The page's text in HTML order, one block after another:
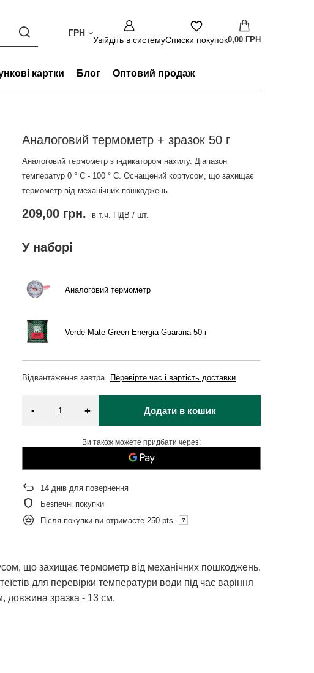
ГРН
Увійдіть в системуСписки покупок0,00 ГРН
картки Блог Оптовий продаж
Аналоговий термометр + зразок 50 г
Аналоговий термометр з індикатором нахилу. Діапазон
температур 0 ° C - 100 ° C. Оснащений корпусом, що захищає
термометр від механічних пошкоджень.
У наборі
Аналоговий термометр
Verde Mate Green Energia Guarana 50 г
Відвантаженнязавтра Перевірте час і вартість доставки
209,00 грн. в т.ч. ПДВ / шт.
- + Додати в кошик
Ви також можете придбати через:
14 днів для повернення
Безпечні покупки
Після покупки ви отримаєте 250 pts.
що захищає термометр від механічних пошкоджень.
для перевірки температури води під час варіння
довжина зразка - 13 см.